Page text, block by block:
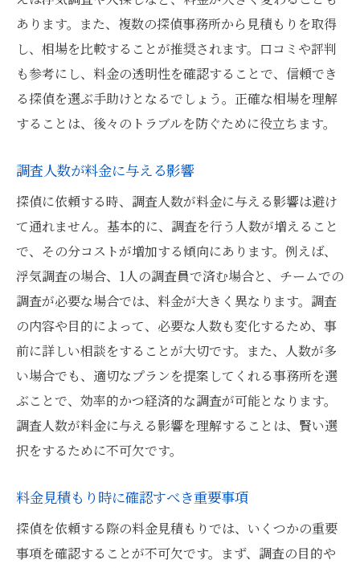
プ
費用トラブルが発生する主な原因
トラブルを未然に防ぐための準備
トラブルが発生した際の対処法
料金に関する誤解を避けるためのコミュニ
ケーション
安心して調査を依頼するための保険の活用
東京都文京区での探偵選びに失敗しないための
料金ガイド
信頼できる探偵事務所を選ぶための料金基
準
料金に惑わされないための調査依頼のコツ
失敗しない料金交渉のポイント
料金とサービス内容のバランスを見極める
安心感を得られる料金体系の見つけ方
安心して探偵を依頼できる文京区の事務所選び
のコツ
あります。また、複数の探偵事務所から見積もりを取得
し、相場を比較することが推奨されます。口コミや評判
も参考にし、料金の透明性を確認することで、信頼でき
る探偵を選ぶ手助けとなるでしょう。正確な相場を理解
することは、後々のトラブルを防ぐために役立ちます。
調査人数が料金に与える影響
探偵に依頼する時、調査人数が料金に与える影響は避け
て通れません。基本的に、調査を行う人数が増えること
で、その分コストが増加する傾向にあります。例えば、
浮気調査の場合、1人の調査員で済む場合と、チームでの
調査が必要な場合では、料金が大きく異なります。調査
の内容や目的によって、必要な人数も変化するため、事
前に詳しい相談をすることが大切です。また、人数が多
い場合でも、適切なプランを提案してくれる事務所を選
ぶことで、効率的かつ経済的な調査が可能となります。
調査人数が料金に与える影響を理解することは、賢い選
択をするために不可欠です。
料金見積もり時に確認すべき重要事項
探偵を依頼する際の料金見積もりでは、いくつかの重要
事項を確認することが不可欠です。まず、調査の目的や